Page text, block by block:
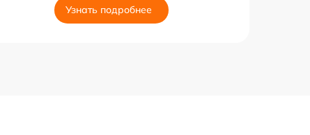
Узнать подробнее